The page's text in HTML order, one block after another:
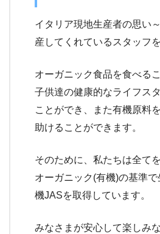
イタリア現地生産者の思い
産してくれているスタッフ
オーガニック食品を食べる
子供達の健康的なライフス
ことができ、また有機原料
助けることができます。
そのために、私たちは全て
オーガニック(有機)の基準
機JASを取得しています。
みなさまが安心して楽しみ